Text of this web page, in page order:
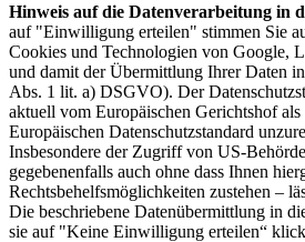
Hinweis auf die Datenverarbeitung in
auf "Einwilligung erteilen" stimmen Sie
Cookies und Technologien von Google,
und damit der Übermittlung Ihrer Daten
Abs. 1 lit. a) DSGVO). Der
aktuell vom Europäischen Gerichtshof
Europäischen Datenschutzstandard
Insbesondere der Zugriff von US-
gegebenenfalls auch ohne dass Ihnen
Rechtsbehelfsmöglichkeiten zustehen –
Die beschriebene Datenübermittlung in
sie auf "Keine Einwilligung erteilen“